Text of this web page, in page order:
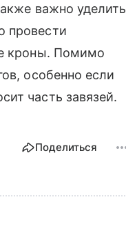
важно уделить
провести
кроны. Помимо
особенно если
часть завязей.
Поделиться